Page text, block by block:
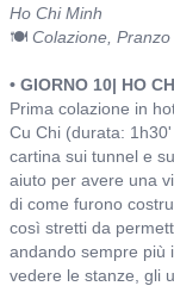
Ho Chi Minh
🍽️ Colazione, Pranzo
• GIORNO 10| HO
Prima colazione in
Cu Chi (durata:
cartina sui tunnel e
aiuto per avere una
di come furono
così stretti da
andando sempre più
vedere le stanze, gli